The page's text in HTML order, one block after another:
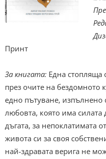
Принт
За книгата: Една стопляща
през очите на бездомното
едно пътуване, изпълнено
любовта, която има силата
дъгата, за непоклатимата
живота си за своя
най-здравата верига не